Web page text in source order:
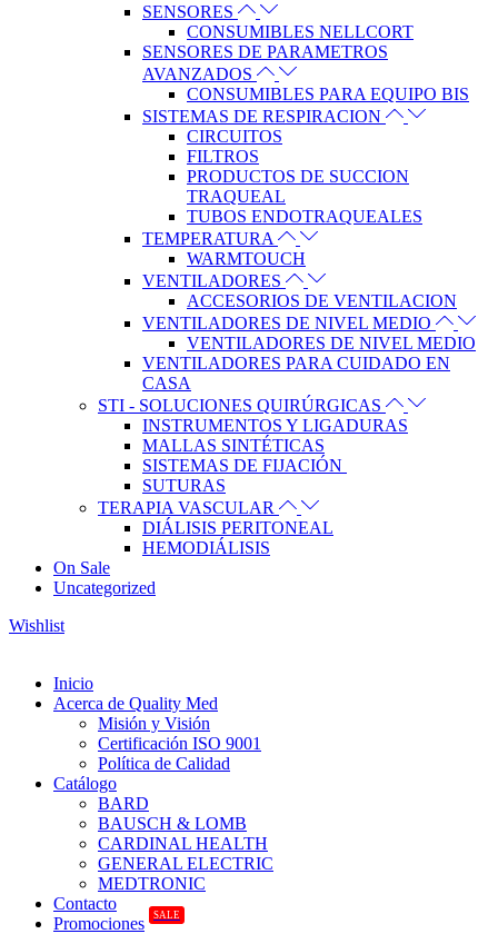
SENSORES
CONSUMIBLES NELLCORT
SENSORES DE PARAMETROS
AVANZADOS
CONSUMIBLES PARA EQUIPO BIS
SISTEMAS DE RESPIRACION
CIRCUITOS
FILTROS
PRODUCTOS DE SUCCION
TRAQUEAL
TUBOS ENDOTRAQUEALES
TEMPERATURA
WARMTOUCH
VENTILADORES
ACCESORIOS DE VENTILACION
VENTILADORES DE NIVEL MEDIO
VENTILADORES DE NIVEL MEDIO
VENTILADORES PARA CUIDADO EN
CASA
STI - SOLUCIONES QUIRÚRGICAS
INSTRUMENTOS Y LIGADURAS
MALLAS SINTÉTICAS
SISTEMAS DE FIJACIÓN
SUTURAS
TERAPIA VASCULAR
DIÁLISIS PERITONEAL
HEMODIÁLISIS
On Sale
Uncategorized
Wishlist
Inicio
Acerca de Quality Med
Misión y Visión
Certificación ISO 9001
Política de Calidad
Catálogo
BARD
BAUSCH & LOMB
CARDINAL HEALTH
GENERAL ELECTRIC
MEDTRONIC
Contacto
Promociones
SALE